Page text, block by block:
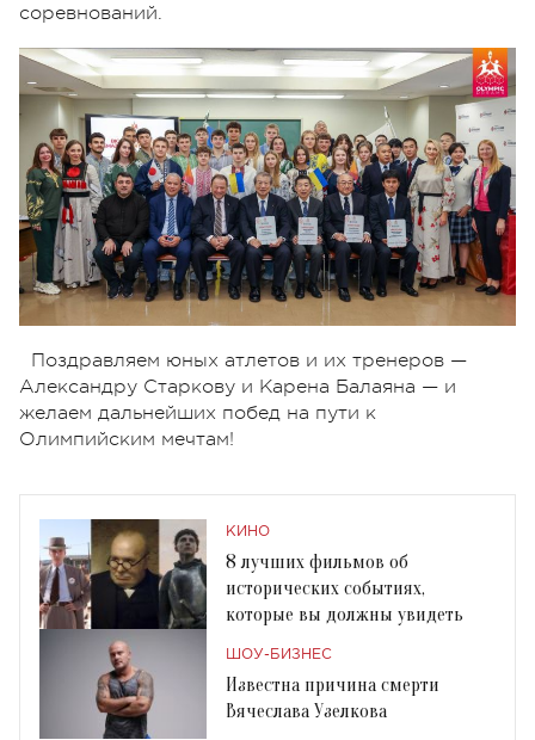
соревнований.
Поздравляем юных атлетов и их тренеров —
Александру Старкову и Карена Балаяна — и
желаем дальнейших побед на пути к
Олимпийским мечтам!
КИНО
8 лучших фильмов об
исторических событиях,
которые вы должны увидеть
ШОУ-БИЗНЕС
Известна причина смерти
Вячеслава Узелкова